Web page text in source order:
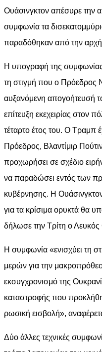
Ουάσινγκτον απέσυρε την
συμφωνία τα
παραδόθηκαν από την αρχή
Η υπογραφή της συμφωνίας
τη στιγμή που ο Πρόεδρος
αυξανόμενη απογοήτευσή
επίτευξη εκεχειρίας στον
τέταρτο έτος του. Ο Τραμπ
Πρόεδρος, Βλαντίμιρ
προχωρήσει σε σχέδιο
να παραδώσει εντός των
κυβέρνησης. Η
για τα κρίσιμα ορυκτά θα
δήλωσε την Τρίτη ο Λευκός
Η συμφωνία «ενισχύει τη
μερών για την
εκσυγχρονισμό της
καταστροφής που
ρωσική εισβολή»,
Δύο άλλες τεχνικές